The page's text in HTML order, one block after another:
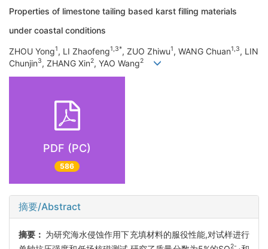
Properties of limestone tailing based karst filling materials
under coastal conditions
ZHOU Yong1, LI Zhaofeng1,3*, ZUO Zhiwu1, WANG Chuan1,3, LIN
Chunjin3, ZHANG Xin2, YAO Wang2
PDF (PC)
586
摘要/Abstract
摘要： 为研究海水侵蚀作用下充填材料的服役性能,对试样进行
2-